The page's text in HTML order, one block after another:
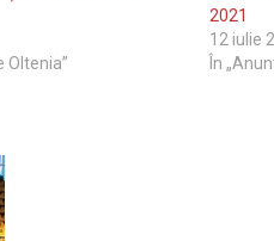
Oltenia”
2021
12 iulie
În